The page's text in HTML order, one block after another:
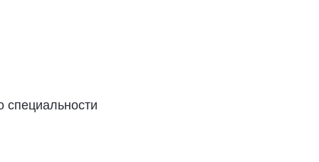
специальности